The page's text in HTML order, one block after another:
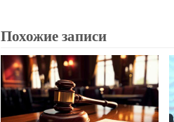
Похожие записи